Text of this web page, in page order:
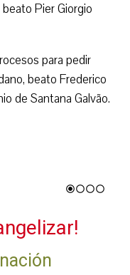
Pier Giorgio
para pedir
beato Frederico
de Santana Galvão.